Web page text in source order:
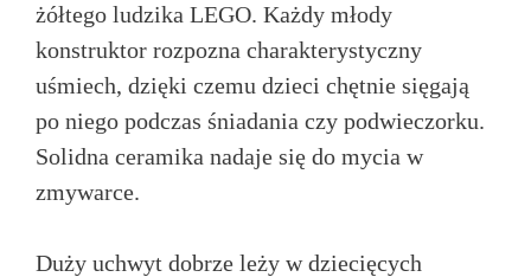
żółtego ludzika LEGO. Każdy młody
konstruktor rozpozna charakterystyczny
uśmiech, dzięki czemu dzieci chętnie sięgają
po niego podczas śniadania czy podwieczorku.
Solidna ceramika nadaje się do mycia w
zmywarce.
Duży uchwyt dobrze leży w dziecięcych